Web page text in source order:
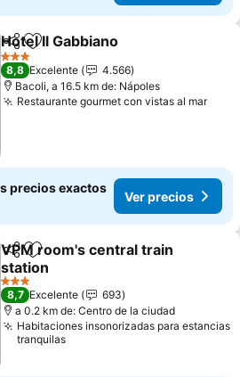
CompartirAgregar a favoritos
Hotel Il Gabbiano
3 Estrellas
8,8 Excelente
4.566
Bacoli, a 16.5 km de: Nápoles
Restaurante gourmet con vistas al marVer
precios exactos
Ver precios
CompartirAgregar a favoritos
VPM room's central train
station
Ver precios
3 Estrellas
8,7 Excelente
693
a 0.2 km de: Centro de la ciudad
Habitaciones insonorizadas para estancias
tranquilas